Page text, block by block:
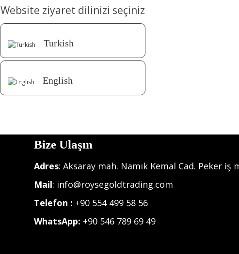
Website ziyaret dilinizi seçiniz
Turkish
English
Bize Ulaşın
Adres: Aksaray mah. Namık Kemal Cad. Peker
Mail: info@roysegoldtrading.com
Telefon : +90 554 499 58 56
WhatsApp: +90 546 789 69 49